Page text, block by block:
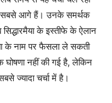
सबसे आगे हैं। उनके समर्थक
के इस्तीफे के ऐलान
के नाम पर फैसला ले सकती
नहीं की गई है, लेकिन
ज्यादा चर्चा में है।